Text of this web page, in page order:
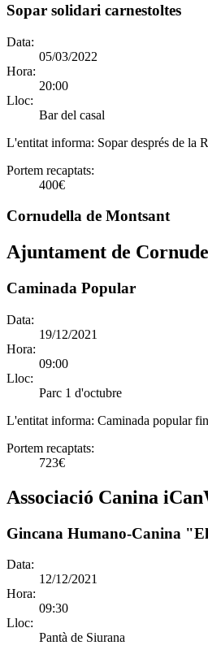
Sopar solidari carnestoltes
Data:
05/03/2022
Hora:
20:00
Lloc:
Bar del casal
L'entitat informa: Sopar després de la
Portem recaptats:
400€
Cornudella de Montsant
Ajuntament de
Caminada Popular
Data:
19/12/2021
Hora:
09:00
Lloc:
Parc 1 d'octubre
L'entitat informa: Caminada popular
Portem recaptats:
723€
Associació Canina
Gincana Humano-Canina
Data:
12/12/2021
Hora:
09:30
Lloc:
Pantà de Siurana